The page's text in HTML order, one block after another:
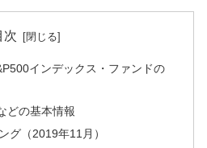
次
インデックス・ファンドの
どの基本情報
グ（2019年11月）